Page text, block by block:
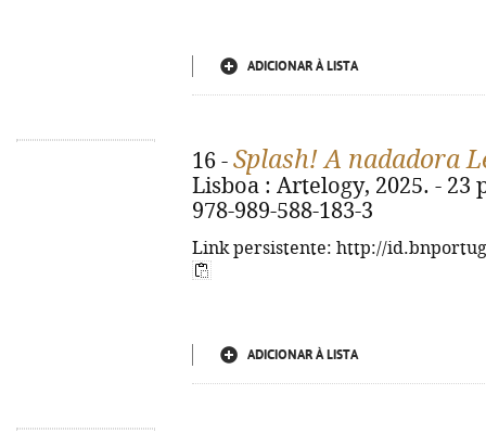
ADICIONAR À LISTA
16 - Splash! A nadadora
Lisboa : Artelogy, 2025. - 23
978-989-588-183-3
Link persistente: http://
ADICIONAR À LISTA